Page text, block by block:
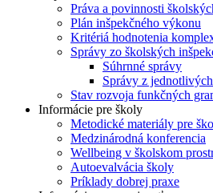
Práva a povinnosti
Plán inšpekčného výkonu
Kritériá hodnotenia
Správy zo školských
Súhrnné správy
Správy z
Stav rozvoja funkčných
Informácie pre školy
Metodické materiály pre
Medzinárodná konferencia
Wellbeing v školskom
Autoevalvácia školy
Príklady dobrej praxe